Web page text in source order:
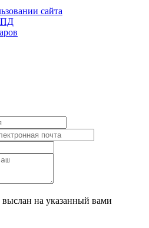
сайта
ПД
на указанный вами